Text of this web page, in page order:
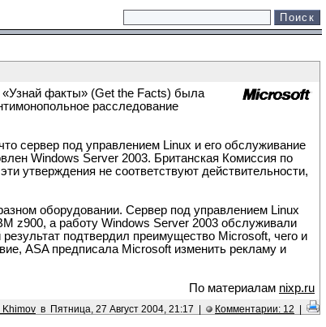
факты» (Get the Facts) была
расследование
сервер под управлением Linux и его обслуживание
Windows Server 2003. Британская Комиссия по
утверждения не соответствуют действительности,
оборудовании. Сервер под управлением Linux
z900, а работу Windows Server 2003 обслуживали
подтвердил преимущество Microsoft, чего и
ASA предписала Microsoft изменить рекламу и
По материалам nixp.ru
Khimov в Пятница, 27 Август 2004, 21:17 | Комментарии: 12 |